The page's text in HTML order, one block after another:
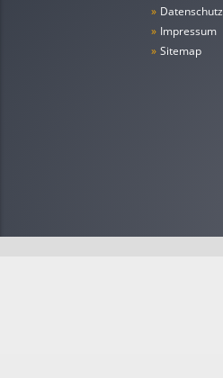
» Datenschutz
» Impressum
» Sitemap